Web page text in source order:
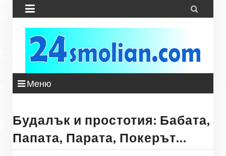
 
Меню
Будалък и простотия: Бабата,
Папата, Парата, Покерът…